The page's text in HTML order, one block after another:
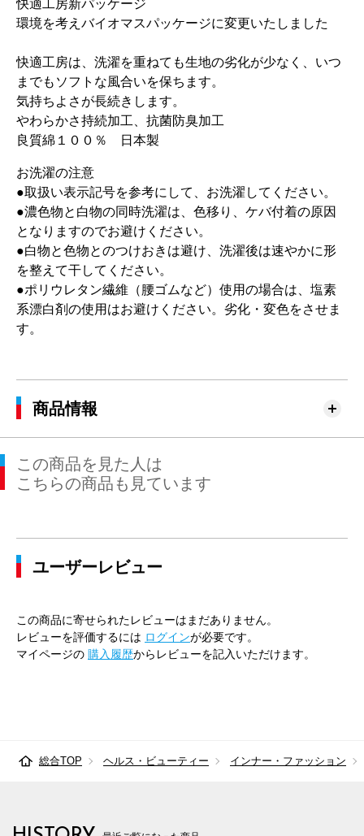
快適工房新パッケージ
環境を考えバイオマスパッケージに変更いたしました
快適工房は、洗濯を重ねても生地の劣化が少なく、いつ
までもソフトな風合いを保ちます。
気持ちよさが長続きします。
やわらかさ持続加工、抗菌防臭加工
良質綿１００％ 日本製
お洗濯の注意
●取扱い表示記号を参考にして、お洗濯してください。
●濃色物と白物の同時洗濯は、色移り、ケバ付着の原因
となりますのでお避けください。
●白物と色物とのつけおきは避け、洗濯後は速やかに形
を整えて干してください。
●ポリウレタン繊維（腰ゴムなど）使用の場合は、塩素
系漂白剤の使用はお避けください。劣化・変色をさせま
す。
商品情報
この商品を見た人は
こちらの商品も見ています
ユーザーレビュー
この商品に寄せられたレビューはまだありません。
レビューを評価するには ログインが必要です。
マイページの 購入履歴からレビューを記入いただけます。
総合TOP ヘルス・ビューティー インナー・ファッション